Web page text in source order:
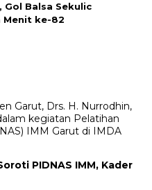
Gol Balsa Sekulic
Menit ke-82
PIDNAS IMM, Kader